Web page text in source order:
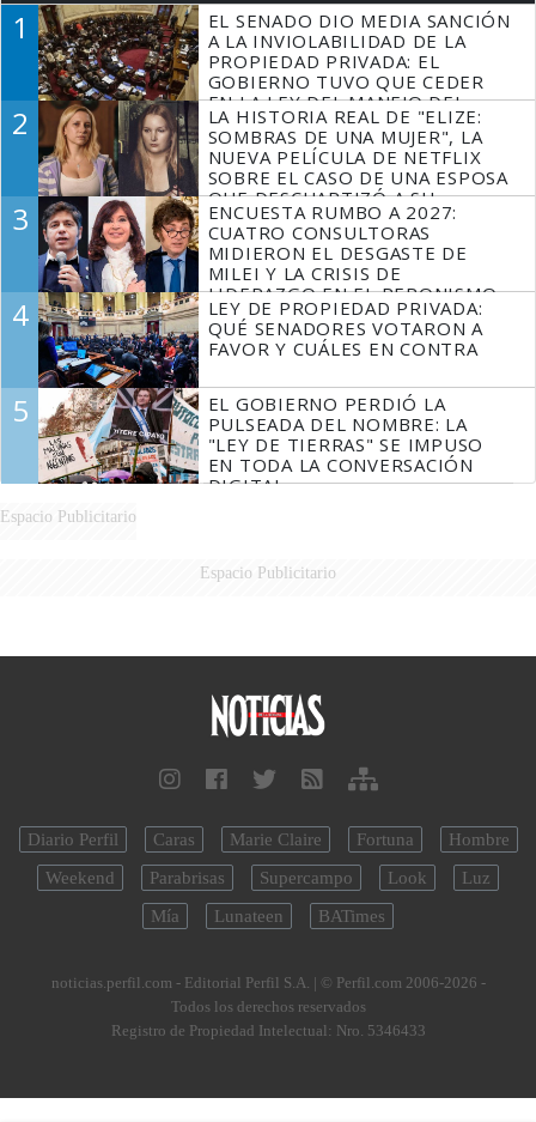
1
EL SENADO DIO MEDIA SANCIÓN
A LA INVIOLABILIDAD DE LA
PROPIEDAD PRIVADA: EL
GOBIERNO TUVO QUE CEDER
EN LA LEY DEL MANEJO DEL
FUEGO
2
LA HISTORIA REAL DE "ELIZE:
SOMBRAS DE UNA MUJER", LA
NUEVA PELÍCULA DE NETFLIX
SOBRE EL CASO DE UNA ESPOSA
QUE DESCUARTIZÓ A SU
MARIDO
3
ENCUESTA RUMBO A 2027:
CUATRO CONSULTORAS
MIDIERON EL DESGASTE DE
MILEI Y LA CRISIS DE
LIDERAZGO EN EL PERONISMO
4
LEY DE PROPIEDAD PRIVADA:
QUÉ SENADORES VOTARON A
FAVOR Y CUÁLES EN CONTRA
5
EL GOBIERNO PERDIÓ LA
PULSEADA DEL NOMBRE: LA
"LEY DE TIERRAS" SE IMPUSO
EN TODA LA CONVERSACIÓN
DIGITAL
Espacio Publicitario
Espacio Publicitario
Diario Perfil Caras Marie Claire Fortuna
Hombre
Weekend
Parabrisas Supercampo Look
Luz
Mía
Lunateen BATimes
noticias.perfil.com - Editorial Perfil S.A. | © Perfil.com 2006-2026 -
Todos los derechos reservados
Registro de Propiedad Intelectual: Nro. 5346433